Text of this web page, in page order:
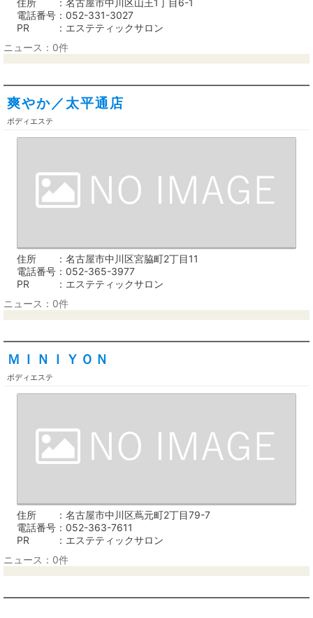
電話番号
052-331-3027
PR
エステティックサロン
ニュース：0件
爽やか／太平通店
ボディエステ
住所
名古屋市中川区宮脇町2丁目11
電話番号
052-365-3977
PR
エステティックサロン
ニュース：0件
ＭＩＮＩＹＯＮ
ボディエステ
住所
名古屋市中川区蔦元町2丁目79-7
電話番号
052-363-7611
PR
エステティックサロン
ニュース：0件